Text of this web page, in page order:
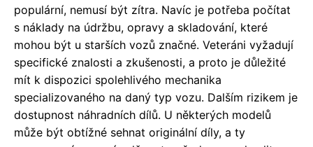
populární, nemusí být zítra. Navíc je potřeba počítat
s náklady na údržbu, opravy a skladování, které
mohou být u starších vozů značné. Veteráni vyžadují
specifické znalosti a zkušenosti, a proto je důležité
mít k dispozici spolehlivého mechanika
specializovaného na daný typ vozu. Dalším rizikem je
dostupnost náhradních dílů. U některých modelů
může být obtížné sehnat originální díly, a ty